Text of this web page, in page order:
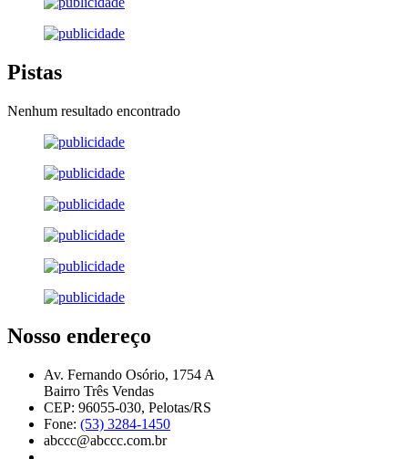
Pistas
Nenhum resultado encontrado
Nosso endereço
Av. Fernando Osório, 1754 A
Bairro Três Vendas
CEP: 96055-030, Pelotas/RS
Fone: (53) 3284-1450
abccc@abccc.com.br